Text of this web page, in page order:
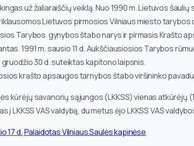
už žaliaraiščių veiklą. Nuo 1990 m. Lietuvos šaulių
Lietuvos pirmosios Vilniaus miesto
Tarybos gynybos štabo narys ir pirmasis Krašto
1991 m. sausio 11 d. Aukščiausiosios Tarybos
gruodžio 30 d. suteiktas kapitono laipsnis.
krašto apsaugos tarnybos štabo viršininko
kūrėjų savanorių sąjungos (LKKSS) vienas atkūrėjų
į LKKSS VAS valdybą, du metus ėjo LKKSS VAS
17 d.Palaidotas Vilniaus Saulės kapinėse.